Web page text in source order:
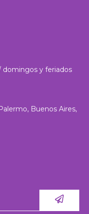
domingos y feriados
Buenos Aires,